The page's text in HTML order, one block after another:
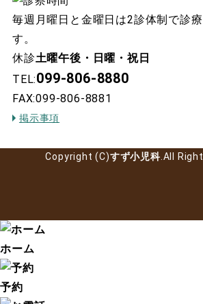
毎週月曜日と金曜日は2診体制で診
す。
休診土曜午後・日曜・祝日
TEL:099-806-8880
FAX:099-806-8881
掲示事項
Copyright (C)すず小児科 .All
ホーム
予約